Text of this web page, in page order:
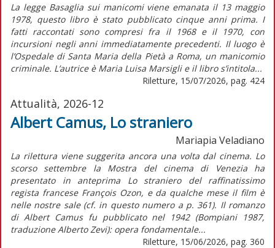
La legge Basaglia sui manicomi viene emanata il 13 maggio
1978, questo libro è stato pubblicato cinque anni prima. I
fatti raccontati sono compresi fra il 1968 e il 1970, con
incursioni negli anni immediatamente precedenti. Il luogo è
l’Ospedale di Santa Maria della Pietà a Roma, un manicomio
criminale. L’autrice è Maria Luisa Marsigli e il libro s’intitola...
Riletture, 15/07/2026, pag. 424
Attualità, 2026-12
Albert Camus, Lo straniero
Mariapia Veladiano
La rilettura viene suggerita ancora una volta dal cinema. Lo
scorso settembre la Mostra del cinema di Venezia ha
presentato in anteprima Lo straniero del raffinatissimo
regista francese François Ozon, e da qualche mese il film è
nelle nostre sale (cf. in questo numero a p. 361). Il romanzo
di Albert Camus fu pubblicato nel 1942 (Bompiani 1987,
traduzione Alberto Zevi): opera fondamentale...
Riletture, 15/06/2026, pag. 360